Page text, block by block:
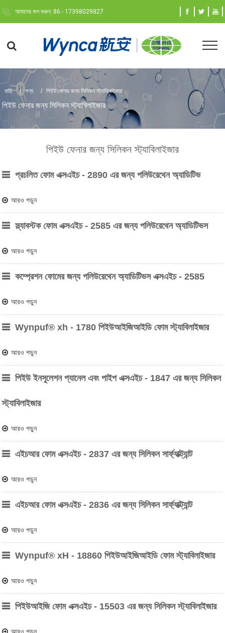
আমাদের কল করুন: 86 - 17398029827
বাড়ি পণ্য পিইউ ফেনার জন্য সিলিকন স্ট্যাবিলাইজার
পিইউ ফেনার জন্য সিলিকন স্ট্যাবিলাইজার
পিইউ ফেনার জন্য সিলিকন স্ট্যাবিলাইজার
প্রচলিত ফোম এক্সএইচ - 2890 এর জন্য পলিউরেথেন অ্যাডিটিভ
আরও পড়ুন
স্ল্যাবস্টক ফোম এক্সএইচ - 2585 এর জন্য পলিউরেথেন অ্যাডিটিভস
আরও পড়ুন
কম্প্রেশন ফোমের জন্য পলিউরেথেন অ্যাডিটিভস এক্সএইচ - 2585
আরও পড়ুন
Wynpuf® xh - 1780 পিইউআইজিআইডি ফোম স্ট্যাবিলাইজার
আরও পড়ুন
পিইউ ইনসুলেশন প্যানেল এবং পাইপ এক্সএইচ - 1847 এর জন্য সিলিকন
স্ট্যাবিলাইজার
আরও পড়ুন
এইচআর ফোম এক্সএইচ - 2837 এর জন্য সিলিকন সার্ফ্যাক্ট্যান্ট
আরও পড়ুন
এইচআর ফোম এক্সএইচ - 2836 এর জন্য সিলিকন সার্ফ্যাক্ট্যান্ট
আরও পড়ুন
Wynpuf® xH - 18860 পিইউআইজিআইডি ফোম স্ট্যাবিলাইজার
আরও পড়ুন
পিইউআইজি ফোম এক্সএইচ - 15503 এর জন্য সিলিকন স্ট্যাবিলাইজার